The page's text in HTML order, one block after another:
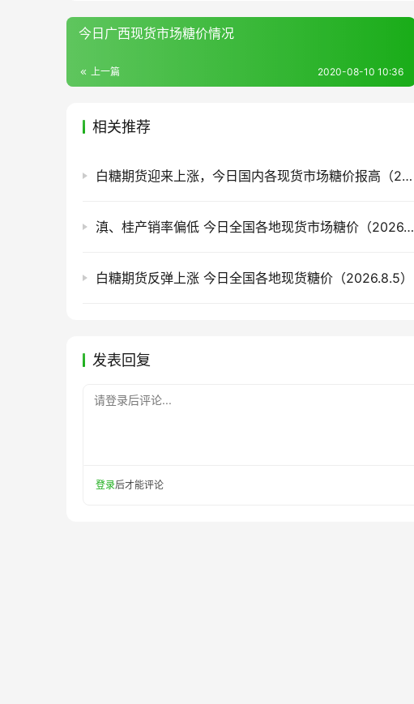
今日广西现货市场糖价情况
上一篇 2020-08-10 10:36
相关推荐
白糖期货迎来上涨，今日国内各现货市场糖价报高（2026.8.7）
滇、桂产销率偏低 今日全国各地现货市场糖价（2026.8.6）
白糖期货反弹上涨 今日全国各地现货糖价（2026.8.5）
发表回复
请登录后评论...
登录后才能评论